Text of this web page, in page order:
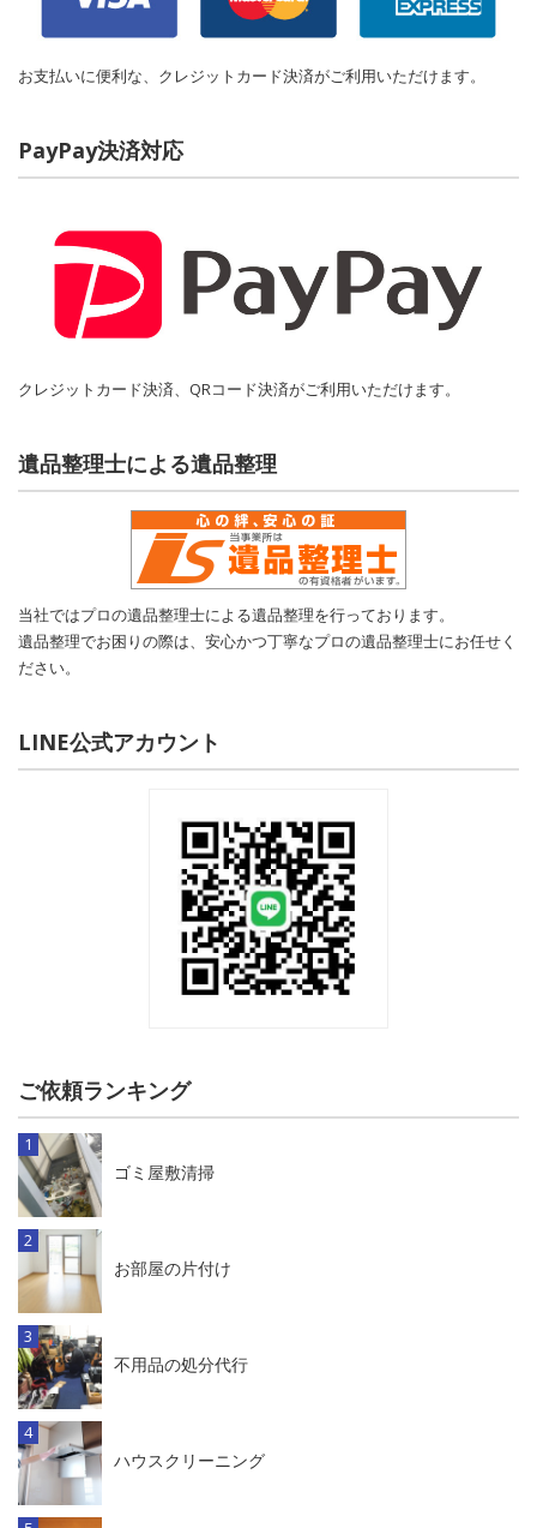
お支払いに便利な、クレジットカード決済がご利用いただけます。
PayPay決済対応
クレジットカード決済、QRコード決済がご利用いただけます。
遺品整理士による遺品整理
当社ではプロの遺品整理士による遺品整理を行っております。
遺品整理でお困りの際は、安心かつ丁寧なプロの遺品整理士にお任せく
ださい。
LINE公式アカウント
ご依頼ランキング
ゴミ屋敷清掃
お部屋の片付け
不用品の処分代行
ハウスクリーニング